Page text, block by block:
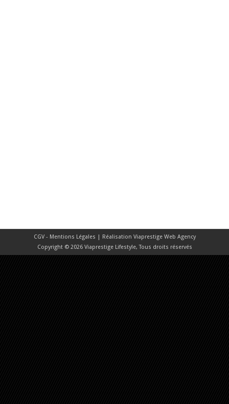
CGV - Mentions Légales | Réalisation Viaprestige Web Agency
Copyright © 2026 Viaprestige Lifestyle, Tous droits réservés